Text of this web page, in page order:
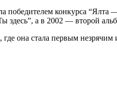
победителем конкурса
здесь”, а в 2002 — второй
она стала первым